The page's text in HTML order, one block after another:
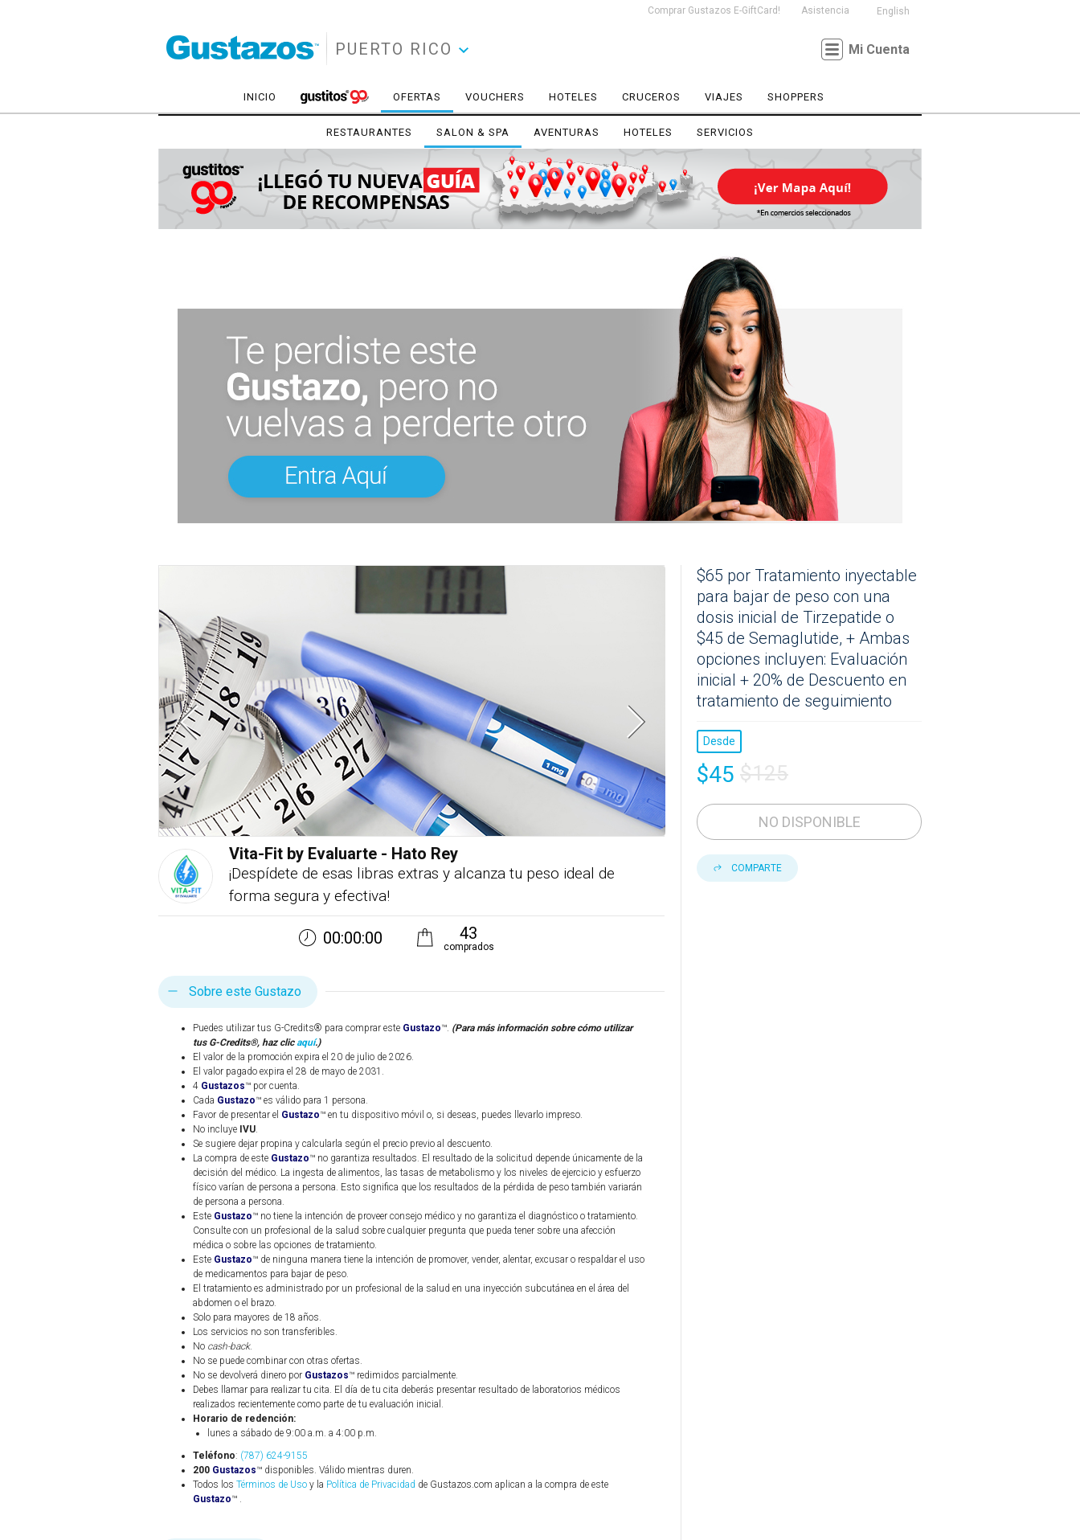
PUERTO RICO
English
Asistencia
Comprar Gustazos E-GiftCard!
Mi Cuenta
INICIO OFERTAS VOUCHERS HOTELES CRUCEROS VIAJES SHOPPERS
RESTAURANTES SALON & SPA AVENTURAS HOTELES SERVICIOS
$65 por Tratamiento inyectable
para bajar de peso con una
dosis inicial de Tirzepatide o
$45 de Semaglutide, + Ambas
opciones incluyen: Evaluación
inicial + 20% de Descuento en
tratamiento de seguimiento
Desde
$45 $125
NO DISPONIBLE
COMPARTE
Vita-Fit by Evaluarte - Hato Rey
¡Despídete de esas libras extras y alcanza tu peso ideal de
forma segura y efectiva!
00:00:00 43
comprados
Sobre este Gustazo
Puedes utilizar tus G-Credits® para comprar este Gustazo™. (Para más información sobre cómo utilizar
tus G-Credits®, haz clicaquí.)
El valor de la promoción expira el 20 de julio de 2026.
El valor pagado expira el 28 de mayo de 2031.
4 Gustazos™ por cuenta.
Cada Gustazo™ es válido para 1 persona.
Favor de presentar el Gustazo™ en tu dispositivo móvil o, si deseas, puedes llevarlo impreso.
No incluye IVU.
Se sugiere dejar propina y calcularla según el precio previo al descuento.
La compra de este Gustazo™ no garantiza resultados. El resultado de la solicitud depende únicamente de la
decisión del médico. La ingesta de alimentos, las tasas de metabolismo y los niveles de ejercicio y esfuerzo
físico varían de persona a persona. Esto significa que los resultados de la pérdida de peso también variarán
de persona a persona.
Este Gustazo™ no tiene la intención de proveer consejo médico y no garantiza el diagnóstico o tratamiento.
Consulte con un profesional de la salud sobre cualquier pregunta que pueda tener sobre una afección
médica o sobre las opciones de tratamiento.
Este Gustazo™ de ninguna manera tiene la intención de promover, vender, alentar, excusar o respaldar el uso
de medicamentos para bajar de peso.
El tratamiento es administrado por un profesional de la salud en una inyección subcutánea en el área del
abdomen o el brazo.
Solo para mayores de 18 años.
Los servicios no son transferibles.
No cash-back.
No se puede combinar con otras ofertas.
No se devolverá dinero por Gustazos™ redimidos parcialmente.
Debes llamar para realizar tu cita. El día de tu cita deberás presentar resultado de laboratorios médicos
realizados recientemente como parte de tu evaluación inicial.
Horario de redención:
lunes a sábado de 9:00 a.m. a 4:00 p.m.
Teléfono: (787) 624-9155
200 Gustazos™ disponibles. Válido mientras duren.
Todos los Términos de Uso y la Política de Privacidad de Gustazos.com aplican a la compra de este
Gustazo™ .